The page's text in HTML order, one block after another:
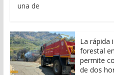
una de
La rápida
forestal
permite
de dos